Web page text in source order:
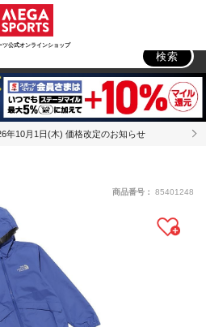
ツ公式オンラインショップ
検索
年10月1日(木) 価格改定のお知らせ
商品番号： 85401248